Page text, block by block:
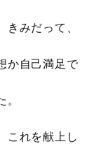
みだって、
か自己満足で
これを献上し